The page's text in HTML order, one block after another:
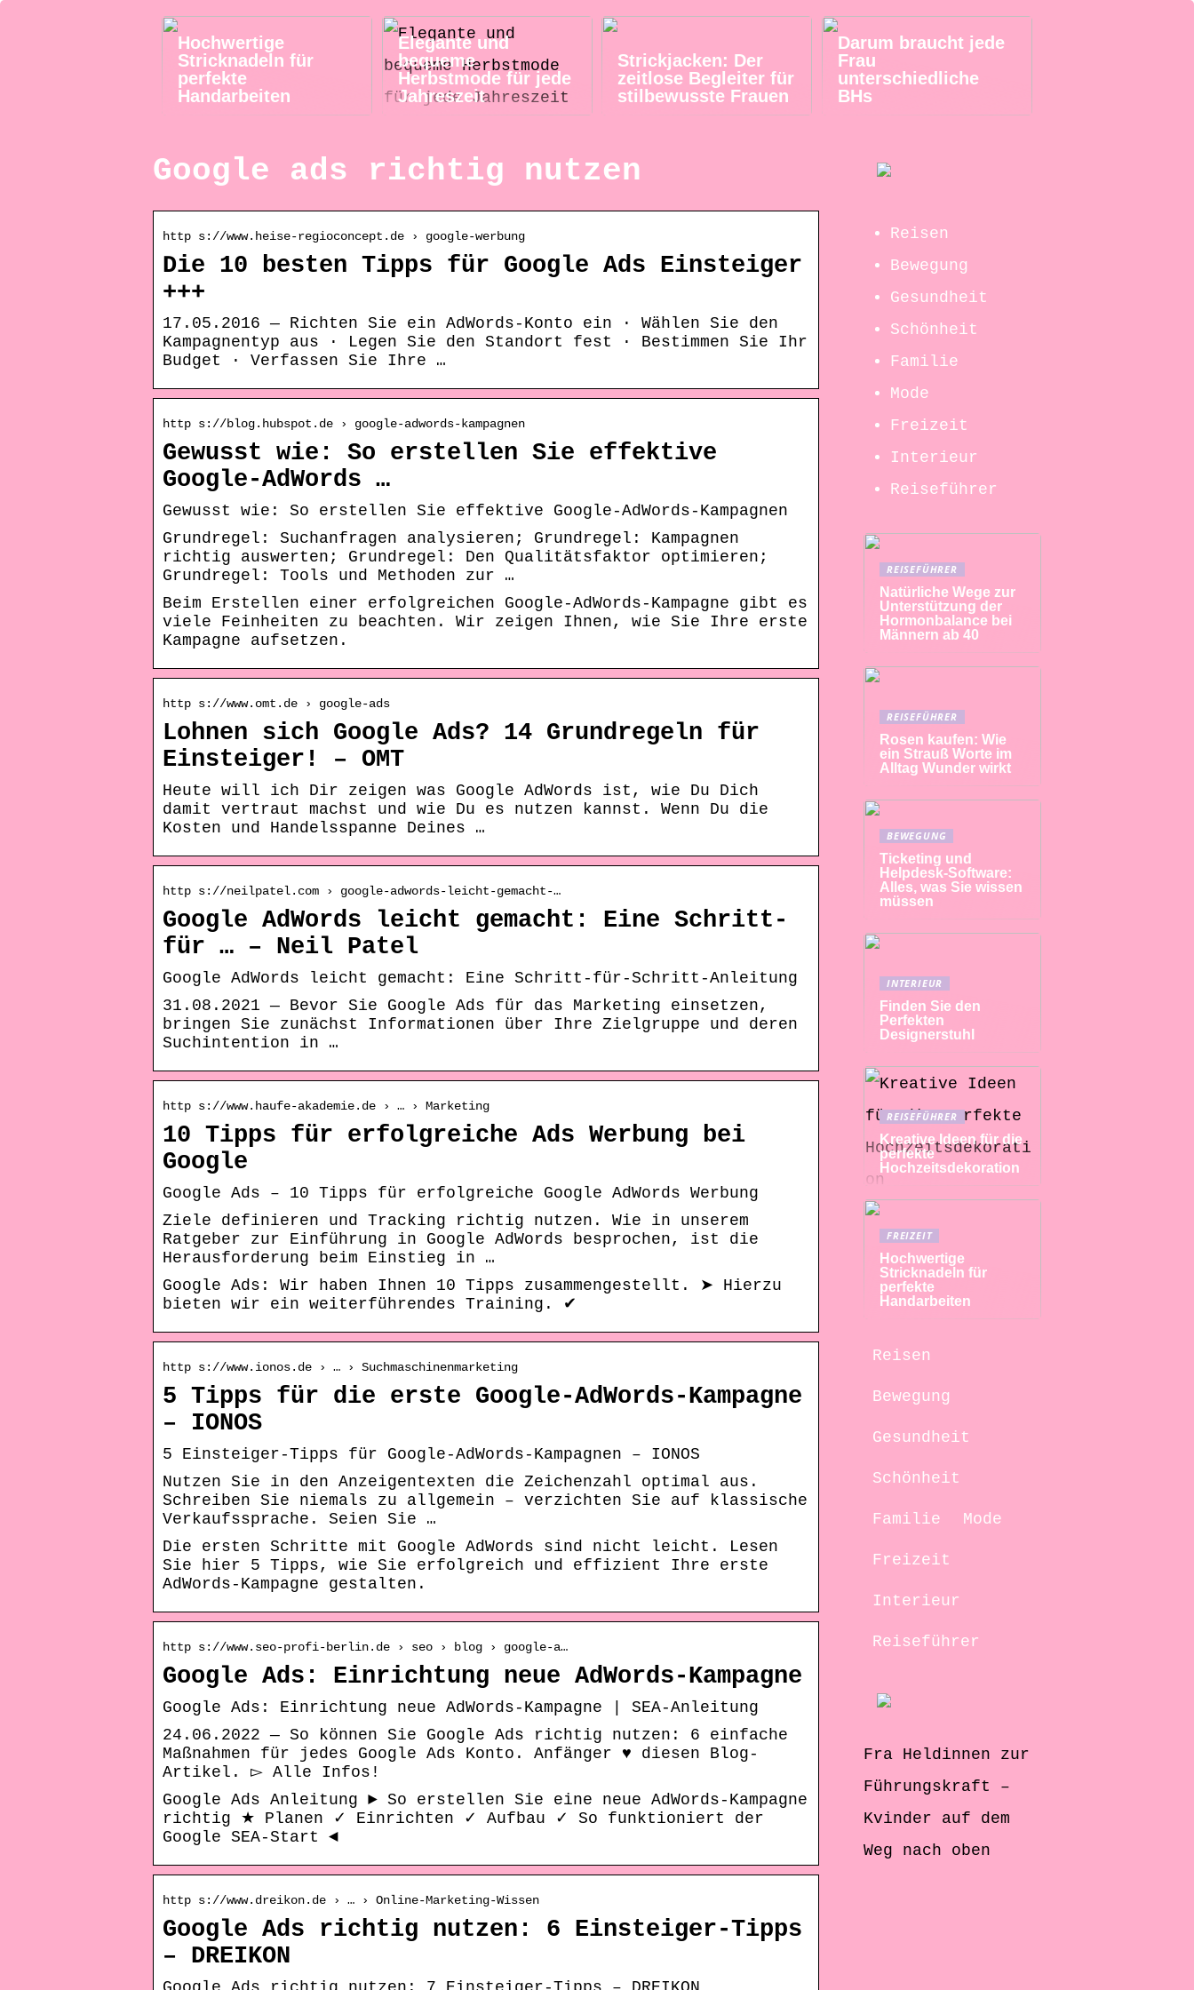
Hochwertige
Stricknadeln für
perfekte
Handarbeiten
Elegante und
bequeme
Herbstmode für jede
Jahreszeit
Strickjacken: Der
zeitlose Begleiter für
stilbewusste Frauen
Darum braucht jede
Frau
unterschiedliche
BHs
Google ads richtig nutzen
http s://www.heise-regioconcept.de › google-werbung
Die 10 besten Tipps für Google Ads Einsteiger
+++
17.05.2016 — Richten Sie ein AdWords-Konto ein · Wählen Sie den
Kampagnentyp aus · Legen Sie den Standort fest · Bestimmen Sie Ihr
Budget · Verfassen Sie Ihre …
http s://blog.hubspot.de › google-adwords-kampagnen
Gewusst wie: So erstellen Sie effektive
Google-AdWords …
Gewusst wie: So erstellen Sie effektive Google-AdWords-Kampagnen
Grundregel: Suchanfragen analysieren; Grundregel: Kampagnen
richtig auswerten; Grundregel: Den Qualitätsfaktor optimieren;
Grundregel: Tools und Methoden zur …
Beim Erstellen einer erfolgreichen Google-AdWords-Kampagne gibt es
viele Feinheiten zu beachten. Wir zeigen Ihnen, wie Sie Ihre erste
Kampagne aufsetzen.
http s://www.omt.de › google-ads
Lohnen sich Google Ads? 14 Grundregeln für
Einsteiger! – OMT
Heute will ich Dir zeigen was Google AdWords ist, wie Du Dich
damit vertraut machst und wie Du es nutzen kannst. Wenn Du die
Kosten und Handelsspanne Deines …
http s://neilpatel.com › google-adwords-leicht-gemacht-…
Google AdWords leicht gemacht: Eine Schritt-
für … – Neil Patel
Google AdWords leicht gemacht: Eine Schritt-für-Schritt-Anleitung
31.08.2021 — Bevor Sie Google Ads für das Marketing einsetzen,
bringen Sie zunächst Informationen über Ihre Zielgruppe und deren
Suchintention in …
http s://www.haufe-akademie.de › … › Marketing
10 Tipps für erfolgreiche Ads Werbung bei
Google
Google Ads – 10 Tipps für erfolgreiche Google AdWords Werbung
Ziele definieren und Tracking richtig nutzen. Wie in unserem
Ratgeber zur Einführung in Google AdWords besprochen, ist die
Herausforderung beim Einstieg in …
Google Ads: Wir haben Ihnen 10 Tipps zusammengestellt. ➤ Hierzu
bieten wir ein weiterführendes Training. ✔
http s://www.ionos.de › … › Suchmaschinenmarketing
5 Tipps für die erste Google-AdWords-Kampagne
– IONOS
5 Einsteiger-Tipps für Google-AdWords-Kampagnen – IONOS
Nutzen Sie in den Anzeigentexten die Zeichenzahl optimal aus.
Schreiben Sie niemals zu allgemein – verzichten Sie auf klassische
Verkaufssprache. Seien Sie …
Die ersten Schritte mit Google AdWords sind nicht leicht. Lesen
Sie hier 5 Tipps, wie Sie erfolgreich und effizient Ihre erste
AdWords-Kampagne gestalten.
http s://www.seo-profi-berlin.de › seo › blog › google-a…
Google Ads: Einrichtung neue AdWords-Kampagne
Google Ads: Einrichtung neue AdWords-Kampagne | SEA-Anleitung
24.06.2022 — So können Sie Google Ads richtig nutzen: 6 einfache
Maßnahmen für jedes Google Ads Konto. Anfänger ♥ diesen Blog-
Artikel. ▻ Alle Infos!
Google Ads Anleitung ► So erstellen Sie eine neue AdWords-Kampagne
richtig ★ Planen ✓ Einrichten ✓ Aufbau ✓ So funktioniert der
Google SEA-Start ◄
http s://www.dreikon.de › … › Online-Marketing-Wissen
Google Ads richtig nutzen: 6 Einsteiger-Tipps
– DREIKON
Reisen
Bewegung
Gesundheit
Schönheit
Familie
Mode
Freizeit
Interieur
Reiseführer
REISEFÜHRER
Natürliche Wege zur
Unterstützung der
Hormonbalance bei
Männern ab 40
REISEFÜHRER
Rosen kaufen: Wie
ein Strauß Worte im
Alltag Wunder wirkt
BEWEGUNG
Ticketing und
Helpdesk-Software:
Alles, was Sie wissen
müssen
INTERIEUR
Finden Sie den
Perfekten
Designerstuhl
REISEFÜHRER
Kreative Ideen für die
perfekte
Hochzeitsdekoration
FREIZEIT
Hochwertige
Stricknadeln für
perfekte
Handarbeiten
Reisen
Bewegung
Gesundheit
Schönheit
Familie Mode
Freizeit
Interieur
Reiseführer
Fra Heldinnen zur
Führungskraft –
Kvinder auf dem
Weg nach oben